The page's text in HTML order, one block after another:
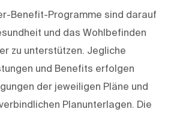
Benefit-Programme sind darauf
und das Wohlbefinden
zu unterstützen. Jegliche
und Benefits erfolgen
der jeweiligen Pläne und
Planunterlagen. Die